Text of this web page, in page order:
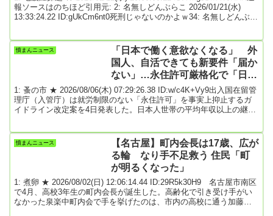
報ソースはのちほど引用元: 2: 名無しどんぶらこ 2026/01/21(水)
13:33:24.22 ID:gUkCm6nt0死刑じゃないのかよｗ34: 名無しどんぶら
ID:X6xITVeo0予想通りすぎる...
憤まんニュース
「日本で働く意欲なくなる」 外
国人、自活できても新要件「届か
ない」…永住許可厳格化で「日本
離れ」か ★4
1: 蚤の市 ★ 2026/08/06(木) 07:29:26.38 ID:w/c4K+Vy9出入国在留管
理庁（入管庁）は就労制限のない「永住許可」を事実上抑止するガ
イドライン改定案を4日発表した。日本人世帯の平均年収以上の継続
本に根をおろして暮らそうとしていた外国籍の人々からは「安心し
て暮らせなくなる」と落胆の声が広がる。外国人政策を急激に厳し
くする政府への不信感も高まってお...
憤まんニュース
【名古屋】町内会長は17歳、広が
る輪 なり手不足救う 住民「町
が明るくなった」
1: 煮卵 ★ 2026/08/02(日) 12:06:14.44 ID:29R5k30H9 名古屋市南区
で4月、高校3年生の町内会長が誕生した。高齢化で引き受け手がい
なかった泉楽中町内会で手を挙げたのは、市内の高校に通う加藤瑞